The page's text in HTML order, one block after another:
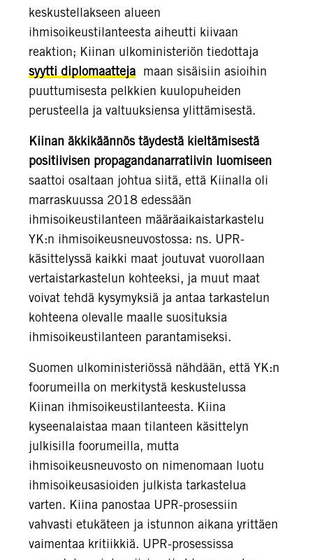
keskustellakseen alueen
ihmisoikeustilanteesta aiheutti kiivaan
reaktion; Kiinan ulkoministeriön tiedottaja
syytti diplomaatteja maan sisäisiin asioihin
puuttumisesta pelkkien kuulopuheiden
perusteella ja valtuuksiensa ylittämisestä.
Kiinan äkkikäännös täydestä kieltämisestä
positiivisen propagandanarratiivin luomiseen
saattoi osaltaan johtua siitä, että Kiinalla oli
marraskuussa 2018 edessään
ihmisoikeustilanteen määräaikaistarkastelu
YK:n ihmisoikeusneuvostossa: ns. UPR-
käsittelyssä kaikki maat joutuvat vuorollaan
vertaistarkastelun kohteeksi, ja muut maat
voivat tehdä kysymyksiä ja antaa tarkastelun
kohteena olevalle maalle suosituksia
ihmisoikeustilanteen parantamiseksi.
Suomen ulkoministeriössä nähdään, että YK:n
foorumeilla on merkitystä keskustelussa
Kiinan ihmisoikeustilanteesta. Kiina
kyseenalaistaa maan tilanteen käsittelyn
julkisilla foorumeilla, mutta
ihmisoikeusneuvosto on nimenomaan luotu
ihmisoikeusasioiden julkista tarkastelua
varten. Kiina panostaa UPR-prosessiin
vahvasti etukäteen ja istunnon aikana yrittäen
vaimentaa kritiikkiä. UPR-prosessissa